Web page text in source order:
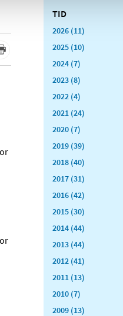
TID
2026 (11)
2025 (10)
2024 (7)
2023 (8)
2022 (4)
2021 (24)
2020 (7)
2019 (39)
2018 (40)
2017 (31)
2016 (42)
2015 (30)
2014 (44)
2013 (44)
2012 (41)
2011 (13)
2010 (7)
2009 (13)